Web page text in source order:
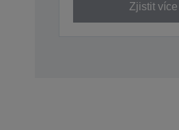
Zjistit více